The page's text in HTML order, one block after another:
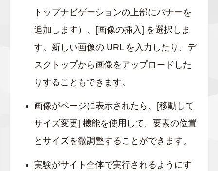
トップナビゲーションの上部にバナーを
追加します）、[画像の挿入] を選択しま
す。新しい画像の URL を入力したり、デ
スクトップから画像をアップロードした
りすることもできます。
画像がページに表示されたら、[移動して
サイズ変更] 機能を使用して、要素の位置
とサイズを微調整することができます。
実験がサイト全体で実行されるようにす